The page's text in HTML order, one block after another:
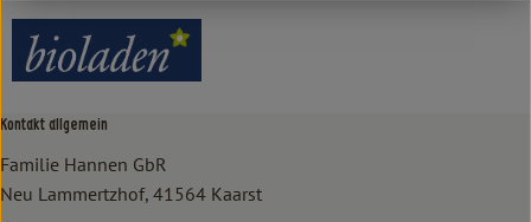
Kontakt allgemein
Familie Hannen GbR
Neu Lammertzhof, 41564 Kaarst